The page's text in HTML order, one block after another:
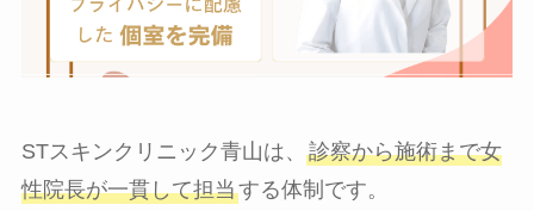
STスキンクリニック青山は、 診察から施術まで女
性院長が一貫して担当する体制です。